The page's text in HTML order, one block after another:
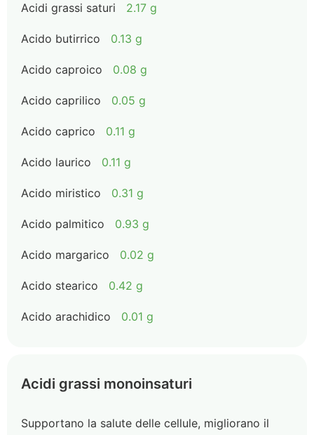
Acidi grassi saturi 2.17 g
Acido butirrico 0.13 g
Acido caproico 0.08 g
Acido caprilico 0.05 g
Acido caprico 0.11 g
Acido laurico 0.11 g
Acido miristico 0.31 g
Acido palmitico 0.93 g
Acido margarico 0.02 g
Acido stearico 0.42 g
Acido arachidico 0.01 g
Acidi grassi monoinsaturi
Supportano la salute delle cellule, migliorano il